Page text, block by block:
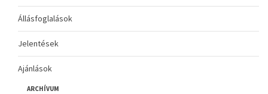
Állásfoglalások
Jelentések
Ajánlások
ARCHÍVUM